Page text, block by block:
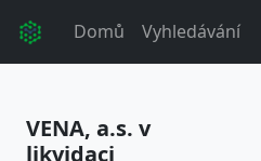
Domů Vyhledávání
VENA, a.s. v
likvidaci